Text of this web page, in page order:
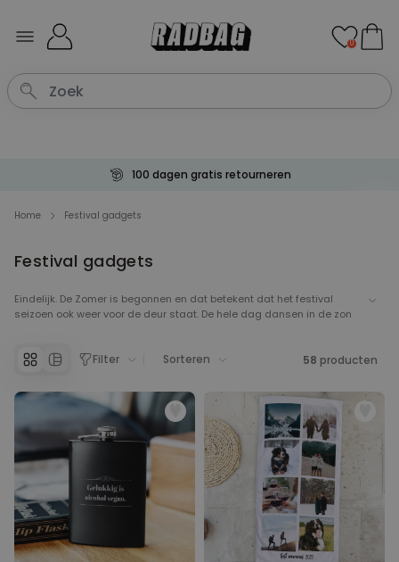
0
Betaal met Klarna
Home Festival gadgets
Festival gadgets
Eindelijk. De Zomer is begonnen en dat betekent dat het festival
seizoen ook weer voor de deur staat. De hele dag dansen in de zon
onze camping spullen & camping gadgets vind je ook allerlei
een kijkje tussen onze festival gadgets en bereid je maar alvast
voor! Wij hebben al zin in de festivals deze zomer. Dansen, drinken
en gek doen. Daar houden we van. Maak jouw festival look helemaal
af met onze vrolijke festival gadgets.
Filter Sorteren 58 producten